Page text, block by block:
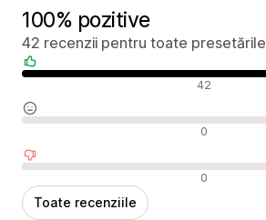
100% pozitive
42 recenzii pentru toate presetările
Recenzii pozitive 42
Recenzii neutre 0
Recenzii negative 0
Toate recenziile